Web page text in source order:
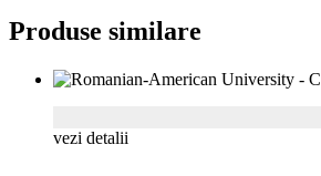
Produse similare
vezi detalii